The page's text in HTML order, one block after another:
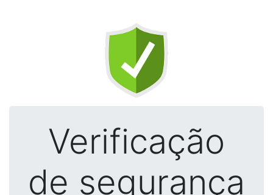
Verificação
de segurança